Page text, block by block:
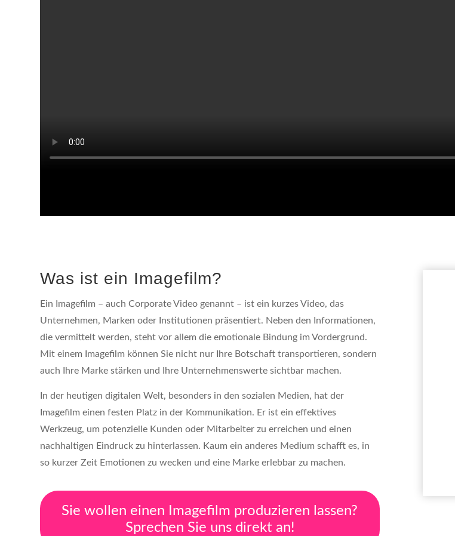
Was ist ein Imagefilm?
Ein Imagefilm – auch Corporate Video genannt – ist ein kurzes Video, das
Unternehmen, Marken oder Institutionen präsentiert. Neben den Informationen,
die vermittelt werden, steht vor allem die emotionale Bindung im Vordergrund.
Mit einem Imagefilm können Sie nicht nur Ihre Botschaft transportieren, sondern
auch Ihre Marke stärken und Ihre Unternehmenswerte sichtbar machen.
In der heutigen digitalen Welt, besonders in den sozialen Medien, hat der
Imagefilm einen festen Platz in der Kommunikation. Er ist ein effektives
Werkzeug, um potenzielle Kunden oder Mitarbeiter zu erreichen und einen
nachhaltigen Eindruck zu hinterlassen. Kaum ein anderes Medium schafft es, in
so kurzer Zeit Emotionen zu wecken und eine Marke erlebbar zu machen.
Sie wollen einen Imagefilm produzieren lassen?
Sprechen Sie uns direkt an!